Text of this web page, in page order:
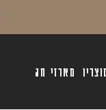
מארזי חג